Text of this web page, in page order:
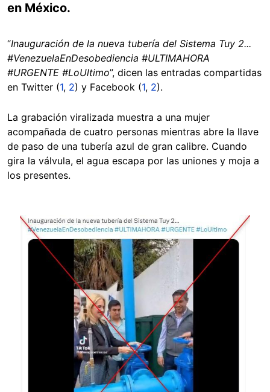
en México.
“Inauguración de la nueva tubería del Sistema Tuy 2...
#VenezuelaEnDesobediencia #ULTIMAHORA
#URGENTE #LoUltimo”, dicen las entradas compartidas
en Twitter (1, 2) y Facebook (1, 2).
La grabación viralizada muestra a una mujer
acompañada de cuatro personas mientras abre la llave
de paso de una tubería azul de gran calibre. Cuando
gira la válvula, el agua escapa por las uniones y moja a
los presentes.
Image